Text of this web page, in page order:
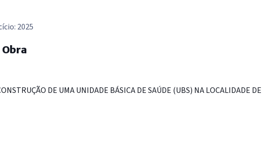
2025
DE UMA UNIDADE BÁSICA DE SAÚDE (UBS) NA LOCALIDADE